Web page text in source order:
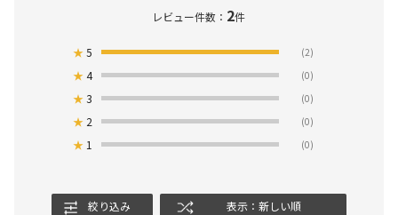
レビュー件数： 2件
★5 (2)
★4 (0)
★3 (0)
★ 2 (0)
★ 1 (0)
絞り込み 表示：新しい順